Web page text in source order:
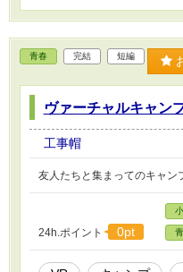
青春 完結 短編
ヴァーチャルキャン
工事帽
友人たちと集まってのキャン
24h.ポイント 0pt